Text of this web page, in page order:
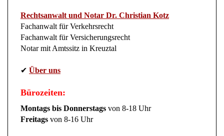
Rechtsanwalt und Notar Dr. Christian Kotz
Fachanwalt für Verkehrsrecht
Fachanwalt für Versicherungsrecht
Notar mit Amtssitz in Kreuztal
✔ Über uns
Bürozeiten:
Montags bis Donnerstags von 8-18 Uhr
Freitags von 8-16 Uhr